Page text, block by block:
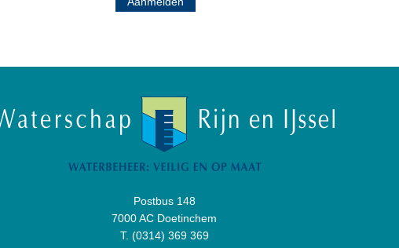
Postbus 148
7000 AC Doetinchem
T. (0314) 369 369